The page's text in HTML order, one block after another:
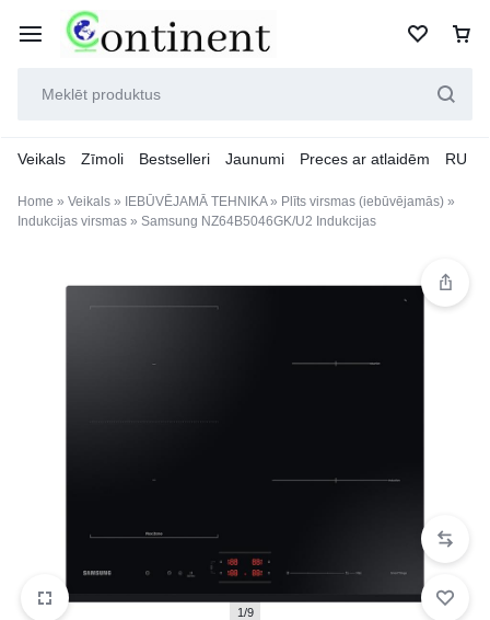
Veikals Zīmoli Bestselleri Jaunumi Preces ar atlaidēm RU
Home » Veikals » IEBŪVĒJAMĀ TEHNIKA» Plīts virsmas (iebūvējamās) »
Indukcijas virsmas » Samsung NZ64B5046GK/U2 Indukcijas
1/9